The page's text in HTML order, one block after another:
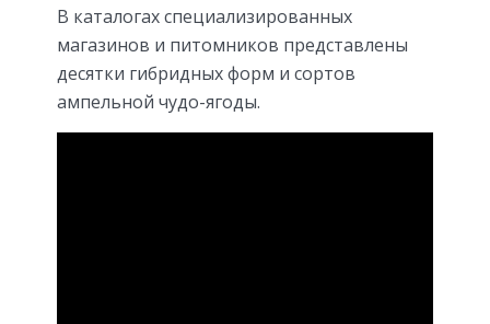
В каталогах специализированных
магазинов и питомников представлены
десятки гибридных форм и сортов
ампельной чудо-ягоды.